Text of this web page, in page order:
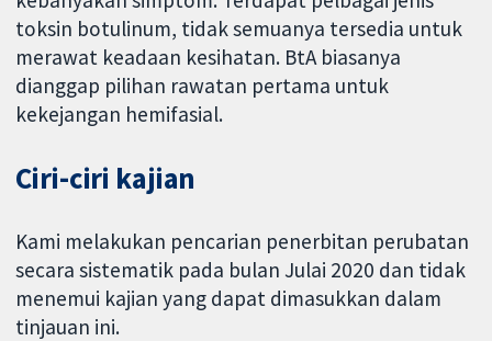
toksin botulinum, tidak semuanya tersedia untuk
merawat keadaan kesihatan. BtA biasanya
dianggap pilihan rawatan pertama untuk
kekejangan hemifasial.
Ciri-ciri kajian
Kami melakukan pencarian penerbitan perubatan
secara sistematik pada bulan Julai 2020 dan tidak
menemui kajian yang dapat dimasukkan dalam
tinjauan ini.